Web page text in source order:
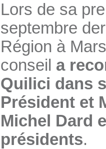
Lors de sa
septembre
Région à
conseil a
Quilici dans
Président et
Michel Dard
présidents.